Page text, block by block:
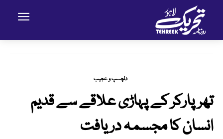
دلچسپ و عجیب
تھرپارکر کے پہاڑی علاقے سے قدیم
انسان کا مجسمہ دریافت